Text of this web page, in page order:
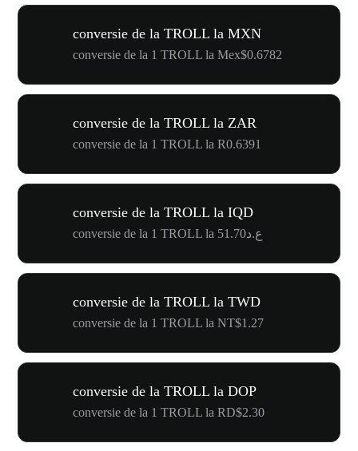
conversie de la TROLL la MXN
conversie de la 1 TROLL la Mex$0.6782
conversie de la TROLL la ZAR
conversie de la 1 TROLL la R0.6391
conversie de la TROLL la IQD
conversie de la 1 TROLL la ع.د51.70
conversie de la TROLL la TWD
conversie de la 1 TROLL la NT$1.27
conversie de la TROLL la DOP
conversie de la 1 TROLL la RD$2.30